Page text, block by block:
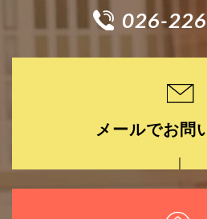
026-
メールでお問